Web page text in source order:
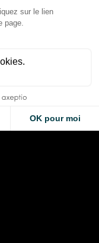
F1 : forte baisse
au T2 2026,
Aug 6, 2026